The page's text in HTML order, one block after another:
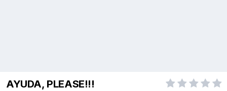
AYUDA, PLEASE!!!